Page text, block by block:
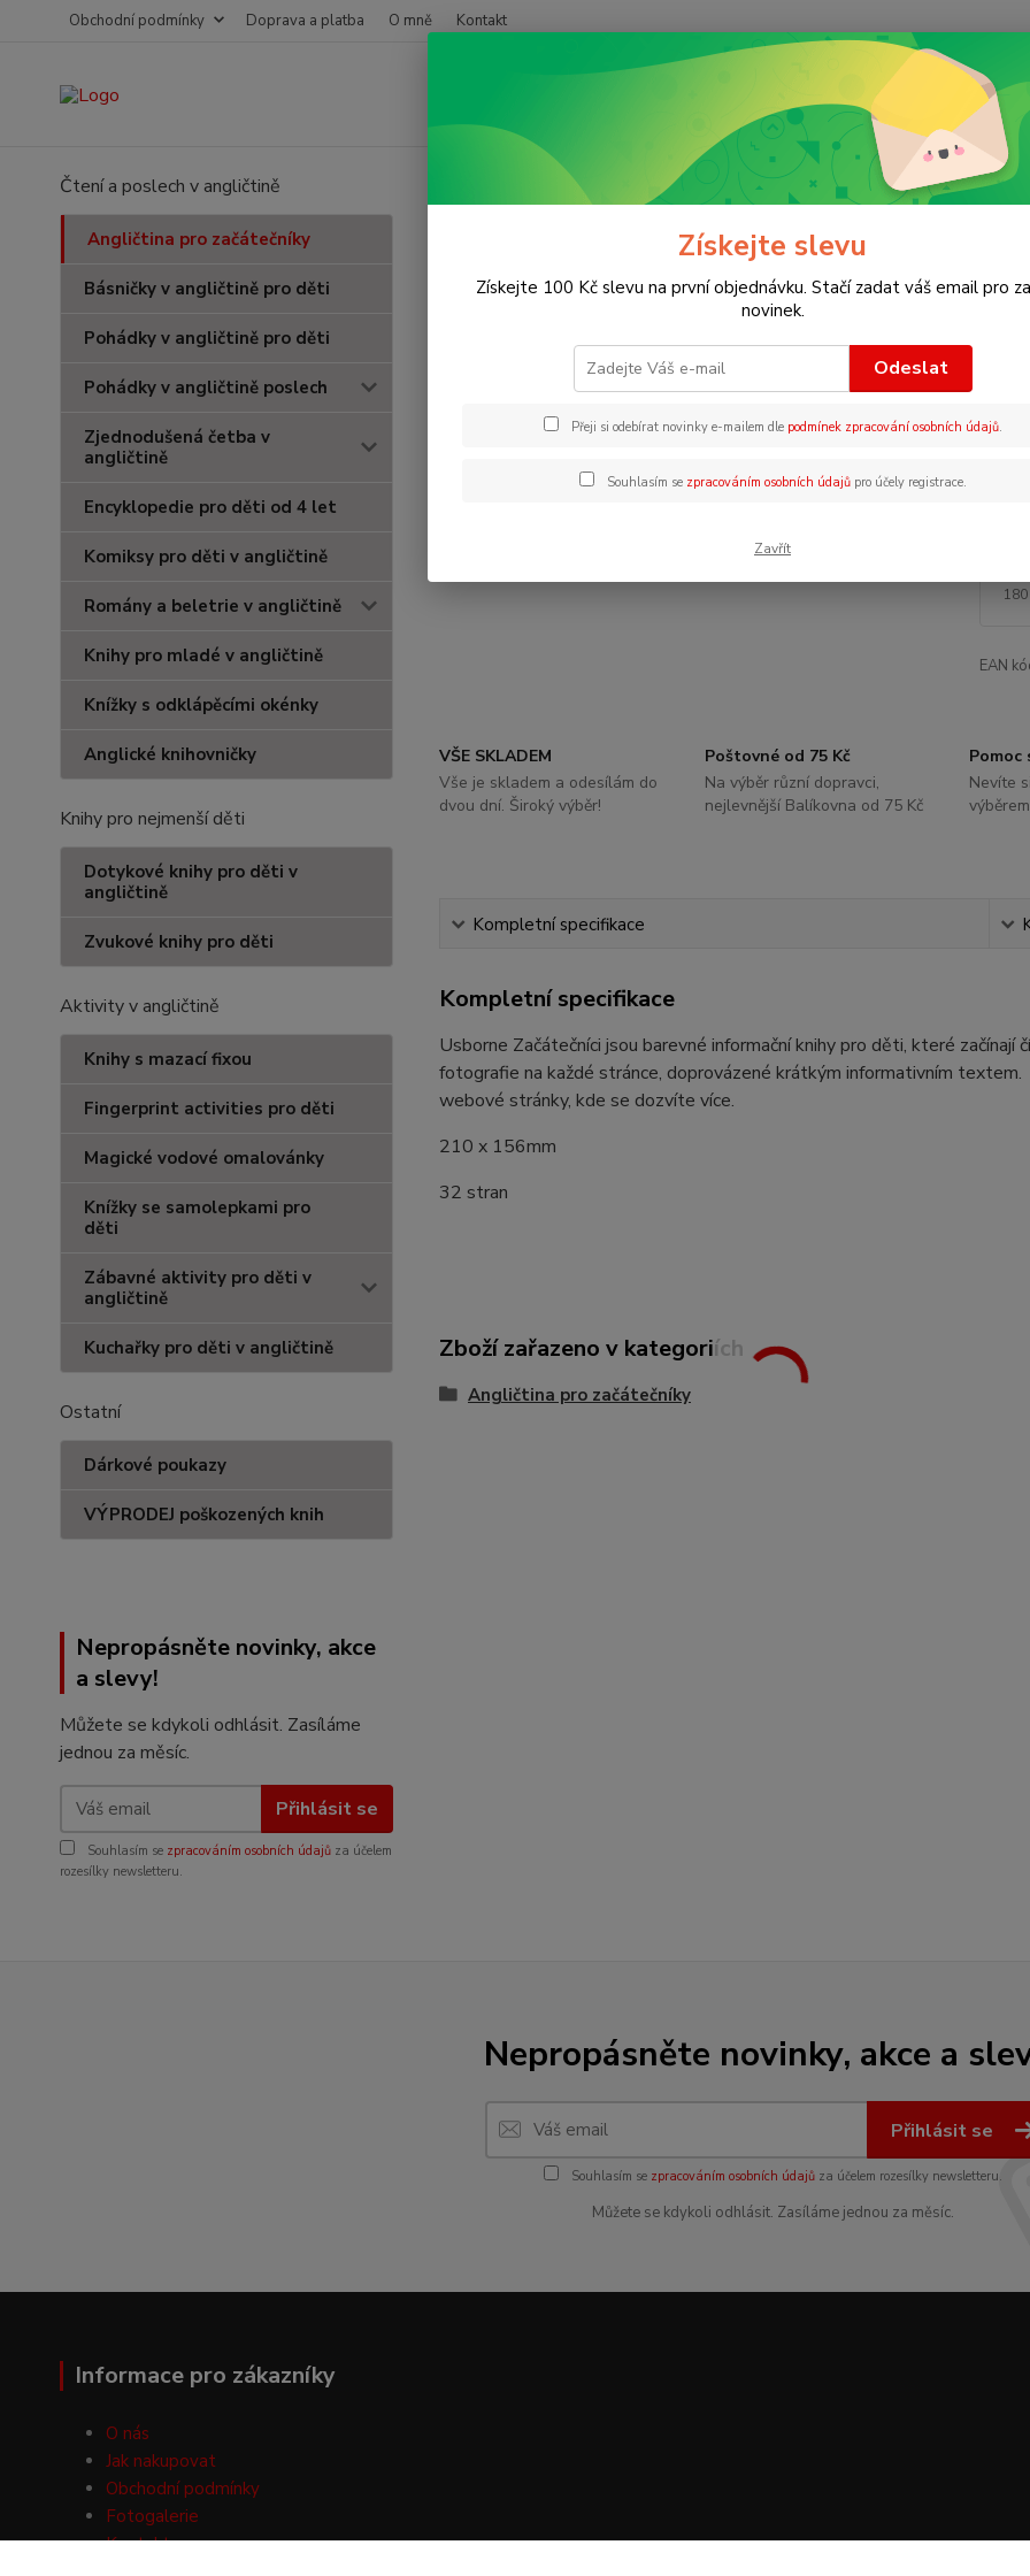
Obchodní podmínky Doprava a platba O mně Kontakt
Čtení a poslech v angličtině
Angličtina pro začátečníky
Básničky v angličtině pro děti
Pohádky v angličtině pro děti
Pohádky v angličtině poslech
Zjednodušená četba v
angličtině
Encyklopedie pro děti od 4 let
Komiksy pro děti v angličtině
Romány a beletrie v angličtině
Knihy pro mladé v angličtině
Knížky s odklápěcími okénky
Anglické knihovničky
Knihy pro nejmenší děti
Dotykové knihy pro děti v
angličtině
Zvukové knihy pro děti
Aktivity v angličtině
Knihy s mazací fixou
Fingerprint activities pro děti
Magické vodové omalovánky
Knížky se samolepkami pro
děti
Zábavné aktivity pro děti v
angličtině
Kuchařky pro děti v angličtině
Ostatní
Dárkové poukazy
VÝPRODEJ poškozených knih
Nepropásněte novinky, akce
a slevy!
Můžete se kdykoli odhlásit. Zasíláme
jednou za měsíc.
Přihlásit se
Souhlasím se zpracováním osobních údajů za účelem
rozesílky newsletteru.
Angličtina pro začátečníky Beginners Snakes
Beginners Snakes
180
EAN
VŠE SKLADEM
Vše je skladem a odesílám do
dvou dní. Široký výběr!
Poštovné od 75 Kč
Na výběr různí dopravci,
nejlevnější Balíkovna od 75 Kč
Pomoc
Nevíte
Kompletní specifikace
Kompletní specifikace
Usborne Začátečníci jsou barevné informační knihy pro děti, které
fotografie na každé stránce, doprovázené krátkým informativním
webové stránky, kde se dozvíte více.
210 x 156mm
32 stran
Zboží zařazeno v kategoriích
Angličtina pro začátečníky
Nepropásněte novinky, akce a
Přihlásit se
Souhlasím se zpracováním osobních údajůza účelem rozesílky newsletteru.
Můžete se kdykoli odhlásit. Zasíláme jednou za měsíc.
Informace pro zákazníky
O nás
Jak nakupovat
Obchodní podmínky
Fotogalerie
Kontakty
Získejte slevu
Získejte 100 Kč slevu na první objednávku. Stačí zadat váš email pro
novinek.
Odeslat
Přeji si odebírat novinky e-mailem dle podmínek zpracování osobních údajů.
Souhlasím se zpracováním osobních údajůpro účely registrace.
Zavřít